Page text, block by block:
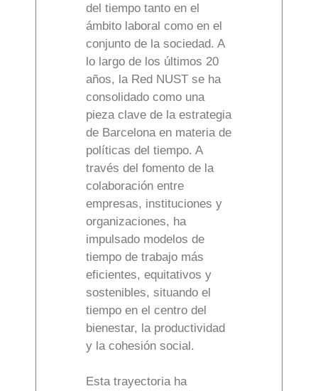
del tiempo tanto en el
ámbito laboral como en el
conjunto de la sociedad. A
lo largo de los últimos 20
años, la Red NUST se ha
consolidado como una
pieza clave de la estrategia
de Barcelona en materia de
políticas del tiempo. A
través del fomento de la
colaboración entre
empresas, instituciones y
organizaciones, ha
impulsado modelos de
tiempo de trabajo más
eficientes, equitativos y
sostenibles, situando el
tiempo en el centro del
bienestar, la productividad
y la cohesión social.
Esta trayectoria ha